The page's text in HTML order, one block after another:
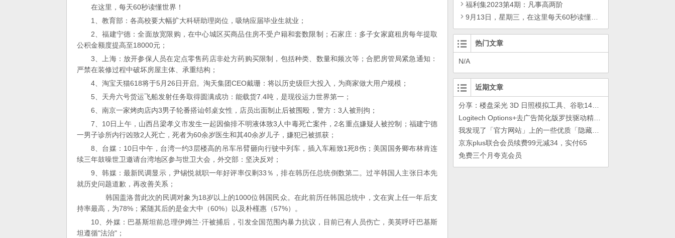
在这里，每天60秒读懂世界！
1、教育部：各高校要大幅扩大科研助理岗位，吸纳应届毕业生就业；
2、福建宁德：全面放宽限购，在中心城区买商品住房不受户籍和套数限制；石家庄：多子女家庭租房每年提取
公积金额度提高至18000元；
3、上海：放开参保人员在定点零售药店非处方药购买限制，包括种类、数量和频次等；合肥房管局紧急通知：
严禁在装修过程中破坏房屋主体、承重结构；
4、淘宝天猫618将于5月26日开启。淘天集团CEO戴珊：将以历史级巨大投入，为商家做大用户规模；
5、天舟六号货运飞船发射任务取得圆满成功：能载货7.4吨，是现役运力世界第一；
6、南京一家烤肉店内3男子轮番搭讪邻桌女性，店员出面制止后被围殴，警方：3人被刑拘；
7、10日上午，山西吕梁孝义市发生一起因偷排不明液体致3人中毒死亡案件，2名重点嫌疑人被控制；福建宁德
一男子诊所内行凶致2人死亡，死者为60余岁医生和其40余岁儿子，嫌犯已被抓获；
8、台媒：10日中午，台湾一约3层楼高的吊车吊臂砸向行驶中列车，插入车厢致1死8伤；美国国务卿布林肯连
续三年鼓噪世卫邀请台湾地区参与世卫大会，外交部：坚决反对；
9、韩媒：最新民调显示，尹锡悦就职一年好评率仅剩33％，排在韩历任总统倒数第二。过半韩国人主张日本先
就历史问题道歉，再改善关系；
韩国盖洛普此次的民调对象为18岁以上的1000位韩国民众。在此前历任韩国总统中，文在寅上任一年后支
持率最高，为78%；紧随其后的是金大中（60%）以及朴槿惠（57%）。
10、外媒：巴基斯坦前总理伊姆兰·汗被捕后，引发全国范围内暴力抗议，目前已有人员伤亡，美英呼吁巴基斯
坦遵循"法治"；
福利集2023第4期：凡事高两阶
9月13日，星期三，在这里每天60秒读懂世界！
热门文章
N/A
近期文章
京东plus联合会员续费99元减34，实付65
免费三个月夸克会员